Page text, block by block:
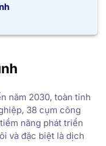
năm 2030, toàn tỉnh
38 cụm công
năng phát triển
và đặc biệt là dịch